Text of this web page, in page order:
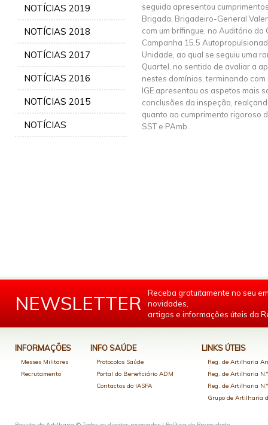
NOTÍCIAS 2019
NOTÍCIAS 2018
NOTÍCIAS 2017
NOTÍCIAS 2016
NOTÍCIAS 2015
NOTÍCIAS
seguida apresentou
Brigada, Brigadeiro-General
com um brífingue, no Auditório
Campanha 15.5
Unidade, ao qual se seguiu uma
Quartel, no sentido de avaliar a
nestes domínios, terminando
IGE apresentou os aspetos mais
conclusões da inspeção,
quanto ao cumprimento rigoroso
SST e PAmb.
NEWSLETTER
Receba gratuitamente no seu
novidades,
artigos e informações úteis da
INFORMAÇÕES
Messes Militares
Recrutamento
INFO SAÚDE
Protocolos Saúde
Portal do Beneficiário ADM
Contactos do IASFA
LINKS ÚTEIS
Reg. de Artilharia
Reg. de Artilharia
Reg. de Artilharia
Grupo de Artilharia